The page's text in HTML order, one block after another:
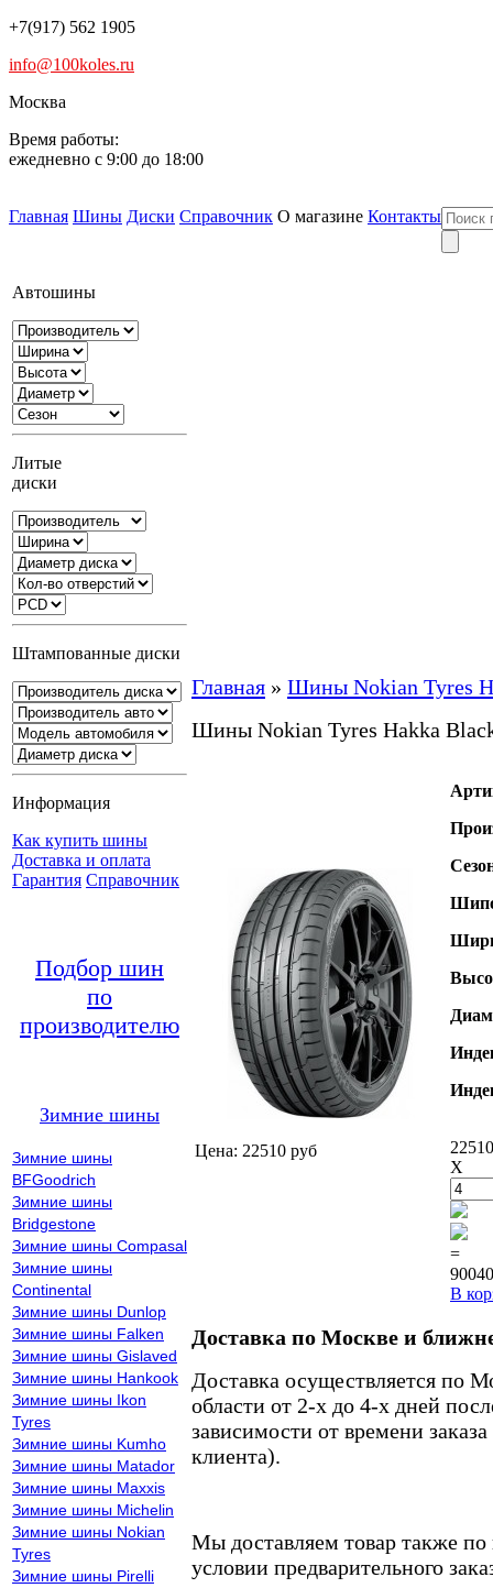
+7(917) 562 1905
info@100koles.ru
Москва
Время работы:
ежедневно с 9:00 до 18:00
Главная Шины Диски Справочник О магазине Контакты
Автошины
Литые
диски
Штампованные диски
Информация
Как купить шины
Доставка и оплата
Гарантия Справочник
Подбор шин
по
производителю
Зимние шины
Зимние шины
BFGoodrich
Зимние шины
Bridgestone
Зимние шины Compasal
Зимние шины
Continental
Зимние шины Dunlop
Зимние шины Falken
Зимние шины Gislaved
Зимние шины Hankook
Зимние шины Ikon
Tyres
Зимние шины Kumho
Зимние шины Matador
Зимние шины Maxxis
Зимние шины Michelin
Зимние шины Nokian
Tyres
Зимние шины Pirelli
Главная » Шины Nokian Tyres
Шины Nokian Tyres Hakka
Цена: 22510 руб
X
=
В
Доставка по Москве и
Доставка осуществляется по
области от 2-х до 4-х дней
зависимости от времени
клиента).
Мы доставляем товар также
условии предварительного